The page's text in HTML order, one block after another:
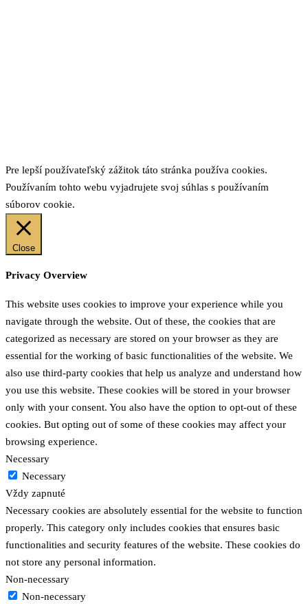
Pre lepší používateľský zážitok táto stránka používa cookies.
Používaním tohto webu vyjadrujete svoj súhlas s používaním
súborov cookie.
Close
Privacy Overview
This website uses cookies to improve your experience while you
navigate through the website. Out of these, the cookies that are
categorized as necessary are stored on your browser as they are
essential for the working of basic functionalities of the website. We
also use third-party cookies that help us analyze and understand how
you use this website. These cookies will be stored in your browser
only with your consent. You also have the option to opt-out of these
cookies. But opting out of some of these cookies may affect your
browsing experience.
Necessary
Necessary
Vždy zapnuté
Necessary cookies are absolutely essential for the website to function
properly. This category only includes cookies that ensures basic
functionalities and security features of the website. These cookies do
not store any personal information.
Non-necessary
Non-necessary